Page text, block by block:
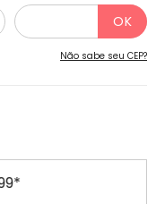
Não sabe seu CEP?
em até 6x sem